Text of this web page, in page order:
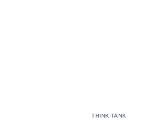
THINK TANK